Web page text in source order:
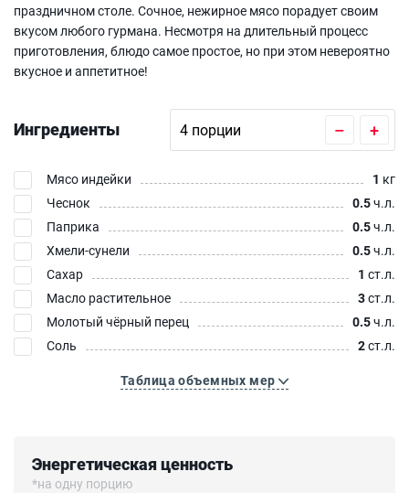
праздничном столе. Сочное, нежирное мясо порадует своим
вкусом любого гурмана. Несмотря на длительный процесс
приготовления, блюдо самое простое, но при этом невероятно
вкусное и аппетитное!
Ингредиенты – +
Мясо индейки 1 кг
Чеснок
0.5ч.л.
Паприка
0.5ч.л.
Хмели-сунели
0.5ч.л.
Сахар
1 ст.л.
Масло растительное
3ст.л.
Молотый чёрный перец
0.5ч.л.
Соль
2ст.л.
Таблица объемных мер
Энергетическая ценность
*на одну порцию